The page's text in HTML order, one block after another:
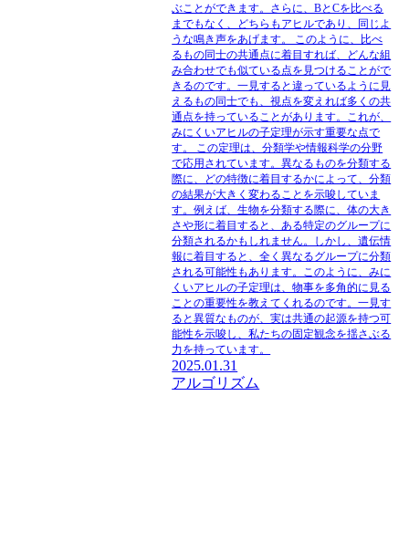
ぶことができます。さらに、BとCを比べる
までもなく、どちらもアヒルであり、同じよ
うな鳴き声をあげます。 このように、比べ
るもの同士の共通点に着目すれば、どんな組
み合わせでも似ている点を見つけることがで
きるのです。一見すると違っているように見
えるもの同士でも、視点を変えれば多くの共
通点を持っていることがあります。これが、
みにくいアヒルの子定理が示す重要な点で
す。 この定理は、分類学や情報科学の分野
で応用されています。異なるものを分類する
際に、どの特徴に着目するかによって、分類
の結果が大きく変わることを示唆していま
す。例えば、生物を分類する際に、体の大き
さや形に着目すると、ある特定のグループに
分類されるかもしれません。しかし、遺伝情
報に着目すると、全く異なるグループに分類
される可能性もあります。このように、みに
くいアヒルの子定理は、物事を多角的に見る
ことの重要性を教えてくれるのです。一見す
ると異質なものが、実は共通の起源を持つ可
能性を示唆し、私たちの固定観念を揺さぶる
力を持っています。
2025.01.31
アルゴリズム